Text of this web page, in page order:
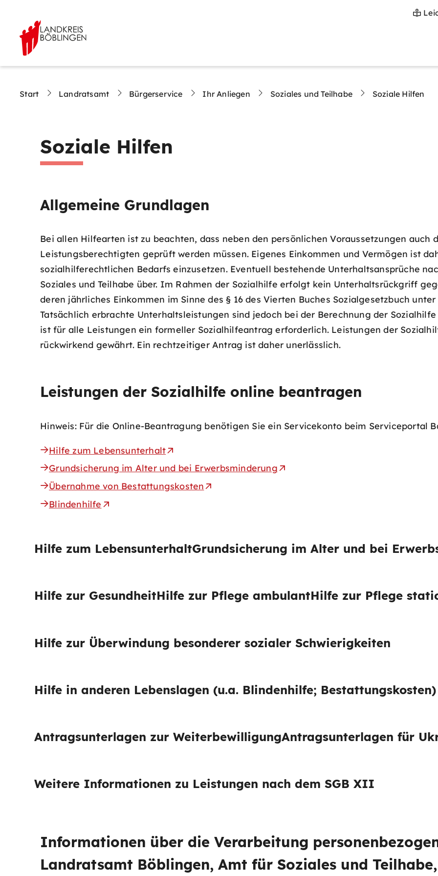
Start Landratsamt Bürgerservice Ihr Anliegen Soziales und Teilhabe Soziale Hilfen
Soziale Hilfen
Allgemeine Grundlagen
Bei allen Hilfearten ist zu beachten, dass neben den persönlichen Voraussetzungen auch
Leistungsberechtigten geprüft werden müssen. Eigenes Einkommen und Vermögen ist
sozialhilferechtlichen Bedarfs einzusetzen. Eventuell bestehende Unterhaltsansprüche
Soziales und Teilhabe über. Im Rahmen der Sozialhilfe erfolgt kein Unterhaltsrückgriff
deren jährliches Einkommen im Sinne des § 16 des Vierten Buches Sozialgesetzbuch
Tatsächlich erbrachte Unterhaltsleistungen sind jedoch bei der Berechnung der
ist für alle Leistungen ein formeller Sozialhilfeantrag erforderlich. Leistungen der
rückwirkend gewährt. Ein rechtzeitiger Antrag ist daher unerlässlich.
Leistungen der Sozialhilfe online beantragen
Hinweis: Für die Online-Beantragung benötigen Sie ein Servicekonto beim Serviceportal
Hilfe zum Lebensunterhalt
Grundsicherung im Alter und bei Erwerbsminderung
Übernahme von Bestattungskosten
Blindenhilfe
Hilfe zum LebensunterhaltGrundsicherung im Alter und bei
Hilfe zur GesundheitHilfe zur Pflege ambulantHilfe zur Pflege
Hilfe zur Überwindung besonderer sozialer Schwierigkeiten
Hilfe in anderen Lebenslagen (u.a. Blindenhilfe; Bestattungskosten)
Antragsunterlagen zur WeiterbewilligungAntragsunterlagen für
Weitere Informationen zu Leistungen nach dem SGB XII
Informationen über die Verarbeitung
Landratsamt Böblingen, Amt für Soziales und Teilhabe,